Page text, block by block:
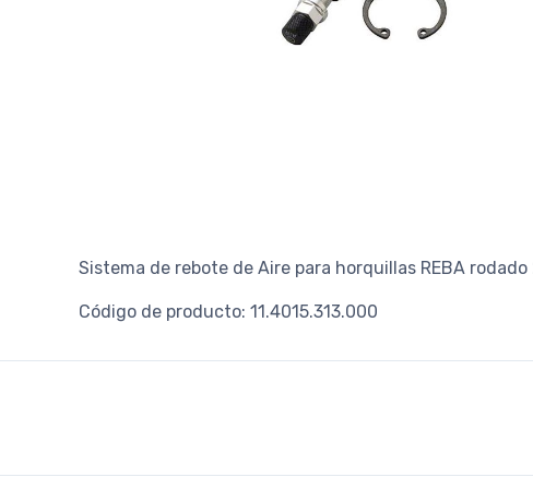
Sistema de rebote de Aire para horquillas REBA
Código de producto: 11.4015.313.000